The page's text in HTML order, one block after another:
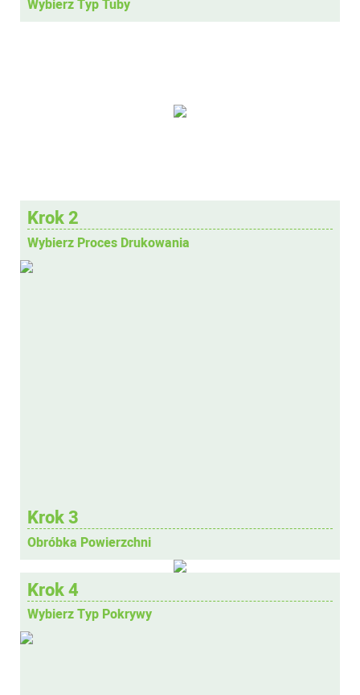
Wybierz Typ Tuby
Krok 2
Wybierz Proces Drukowania
Krok 3
Obróbka Powierzchni
Krok 4
Wybierz Typ Pokrywy